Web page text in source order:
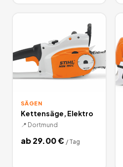
SÄGEN
Kettensäge, Elektro
📍 Dortmund
ab29.00€ / Tag